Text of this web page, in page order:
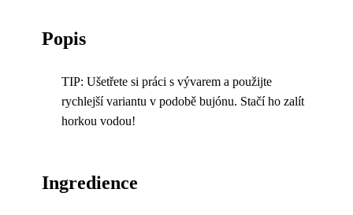
Popis
TIP: Ušetřete si práci s vývarem a použijte
rychlejší variantu v podobě bujónu. Stačí ho zalít
horkou vodou!
Ingredience